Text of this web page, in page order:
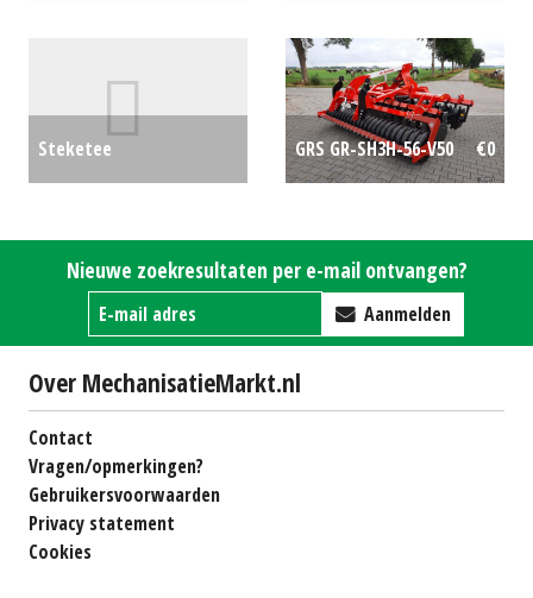
Steketee
GRS GR-SH3H-56-V50 €0
Nieuwe zoekresultaten per e-mail ontvangen?
Aanmelden
Over MechanisatieMarkt.nl
Contact
Vragen/opmerkingen?
Gebruikersvoorwaarden
Privacy statement
Cookies